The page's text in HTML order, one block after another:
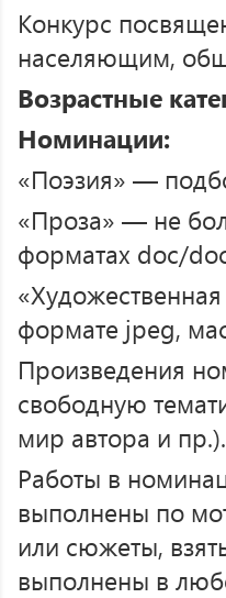
Конкурс
населяющим,
Возрастные
Номинации:
«Поэзия» —
«Проза» — не
форматах doc/
формате jpeg,
Произведения
свободную
мир автора и пр.).
Работы в
выполнены по
или сюжеты,
выполнены в